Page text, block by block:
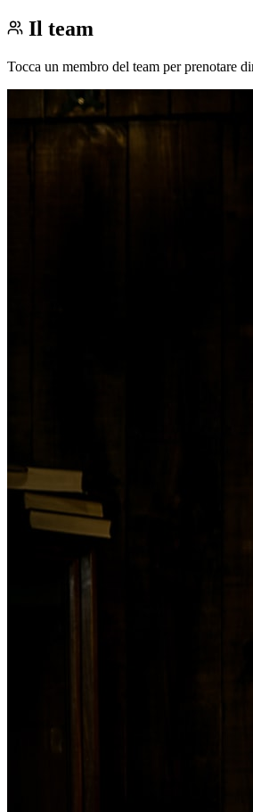
Il team
Tocca un membro del team per prenotare